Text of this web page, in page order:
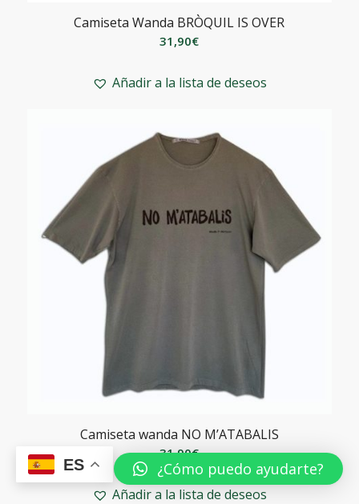
Camiseta Wanda BRÒQUIL IS OVER
31,90€
Añadir a la lista de deseos
Camiseta wanda NO M’ATABALIS
31,90€
Añadir a la lista de deseos
ES ¿Cómo puedo ayudarte?